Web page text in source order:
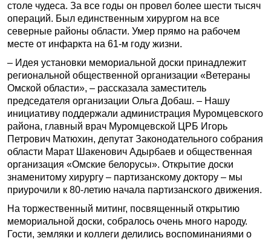
столе чудеса. За все годы он провел более шести тысяч
операций. Был единственным хирургом на все
северные районы области. Умер прямо на рабочем
месте от инфаркта на 61-м году жизни.
– Идея установки мемориальной доски принадлежит
региональной общественной организации «Ветераны
Омской области», – рассказала заместитель
председателя организации Ольга Добаш. – Нашу
инициативу поддержали администрация Муромцевского
района, главный врач Муромцевской ЦРБ Игорь
Петрович Матюхин, депутат Законодательного собрания
области Марат Шакенович Адырбаев и общественная
организация «Омские белорусы». Открытие доски
знаменитому хирургу – партизанскому доктору – мы
приурочили к 80-летию начала партизанского движения.
На торжественный митинг, посвященный открытию
мемориальной доски, собралось очень много народу.
Гости, земляки и коллеги делились воспоминаниями о